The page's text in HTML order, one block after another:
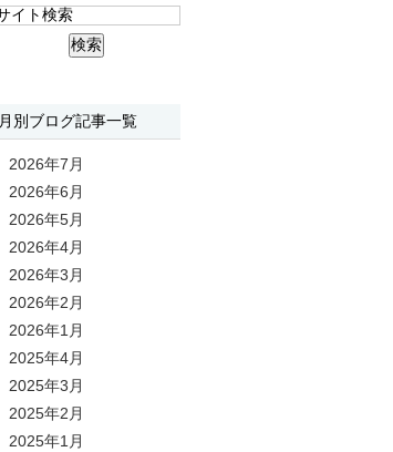
月別ブログ記事一覧
2026年7月
2026年6月
2026年5月
2026年4月
2026年3月
2026年2月
2026年1月
2025年4月
2025年3月
2025年2月
2025年1月